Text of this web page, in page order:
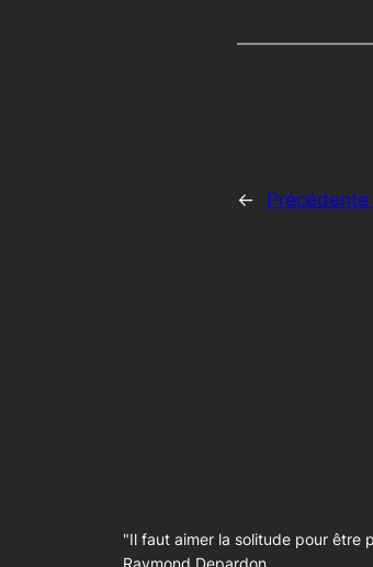
← Précédente
"Il faut aimer la solitude pour être